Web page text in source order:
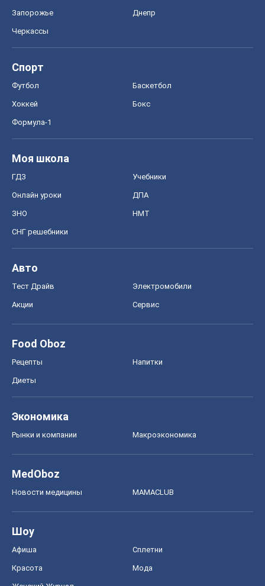
Запорожье Днепр
Черкассы
Спорт
Футбол Баскетбол
Хоккей Бокс
Формула-1
Моя школа
ГДЗ Учебники
Онлайн уроки ДПА
ЗНО НМТ
СНГ решебники
Авто
Тест Драйв Электромобили
Акции Сервис
Food Oboz
Рецепты Напитки
Диеты
Экономика
Рынки и компании Mакроэкономика
MedOboz
Новости медицины MAMACLUB
Шоу
Афиша Сплетни
Красота Мода